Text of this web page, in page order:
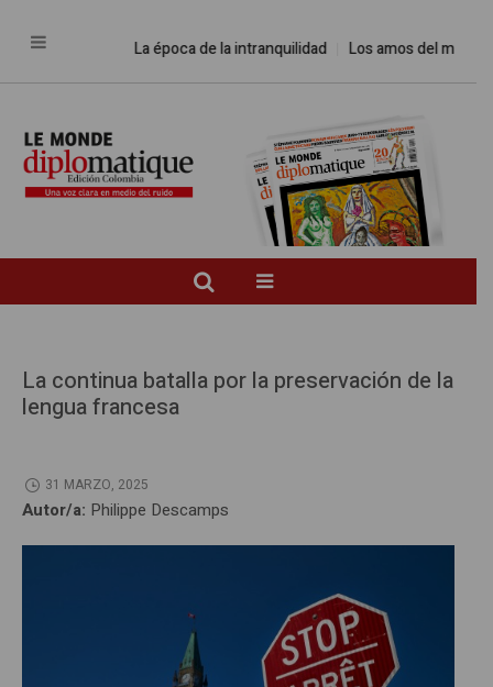
La época de la intranquilidad Los amos del mundo
La continua batalla por la preservación de la
lengua francesa
31 MARZO, 2025
Autor/a: Philippe Descamps